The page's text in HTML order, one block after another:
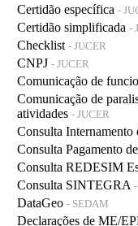
Certidão específica -
Certidão simplificada -
Checklist - JUCER
CNPJ - JUCER
Comunicação de
Comunicação de
atividades - JUCER
Consulta Internamento
Consulta Pagamento
Consulta REDESIM
Consulta SINTEGRA
DataGeo - SEDAM
Declarações de ME/